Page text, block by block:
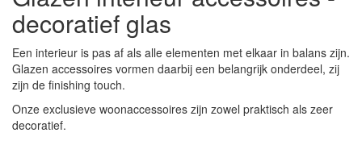
decoratief glas
Een interieur is pas af als alle elementen met elkaar in balans zijn.
Glazen accessoires vormen daarbij een belangrijk onderdeel, zij
zijn de finishing touch.
Onze exclusieve woonaccessoires zijn zowel praktisch als zeer
decoratief.